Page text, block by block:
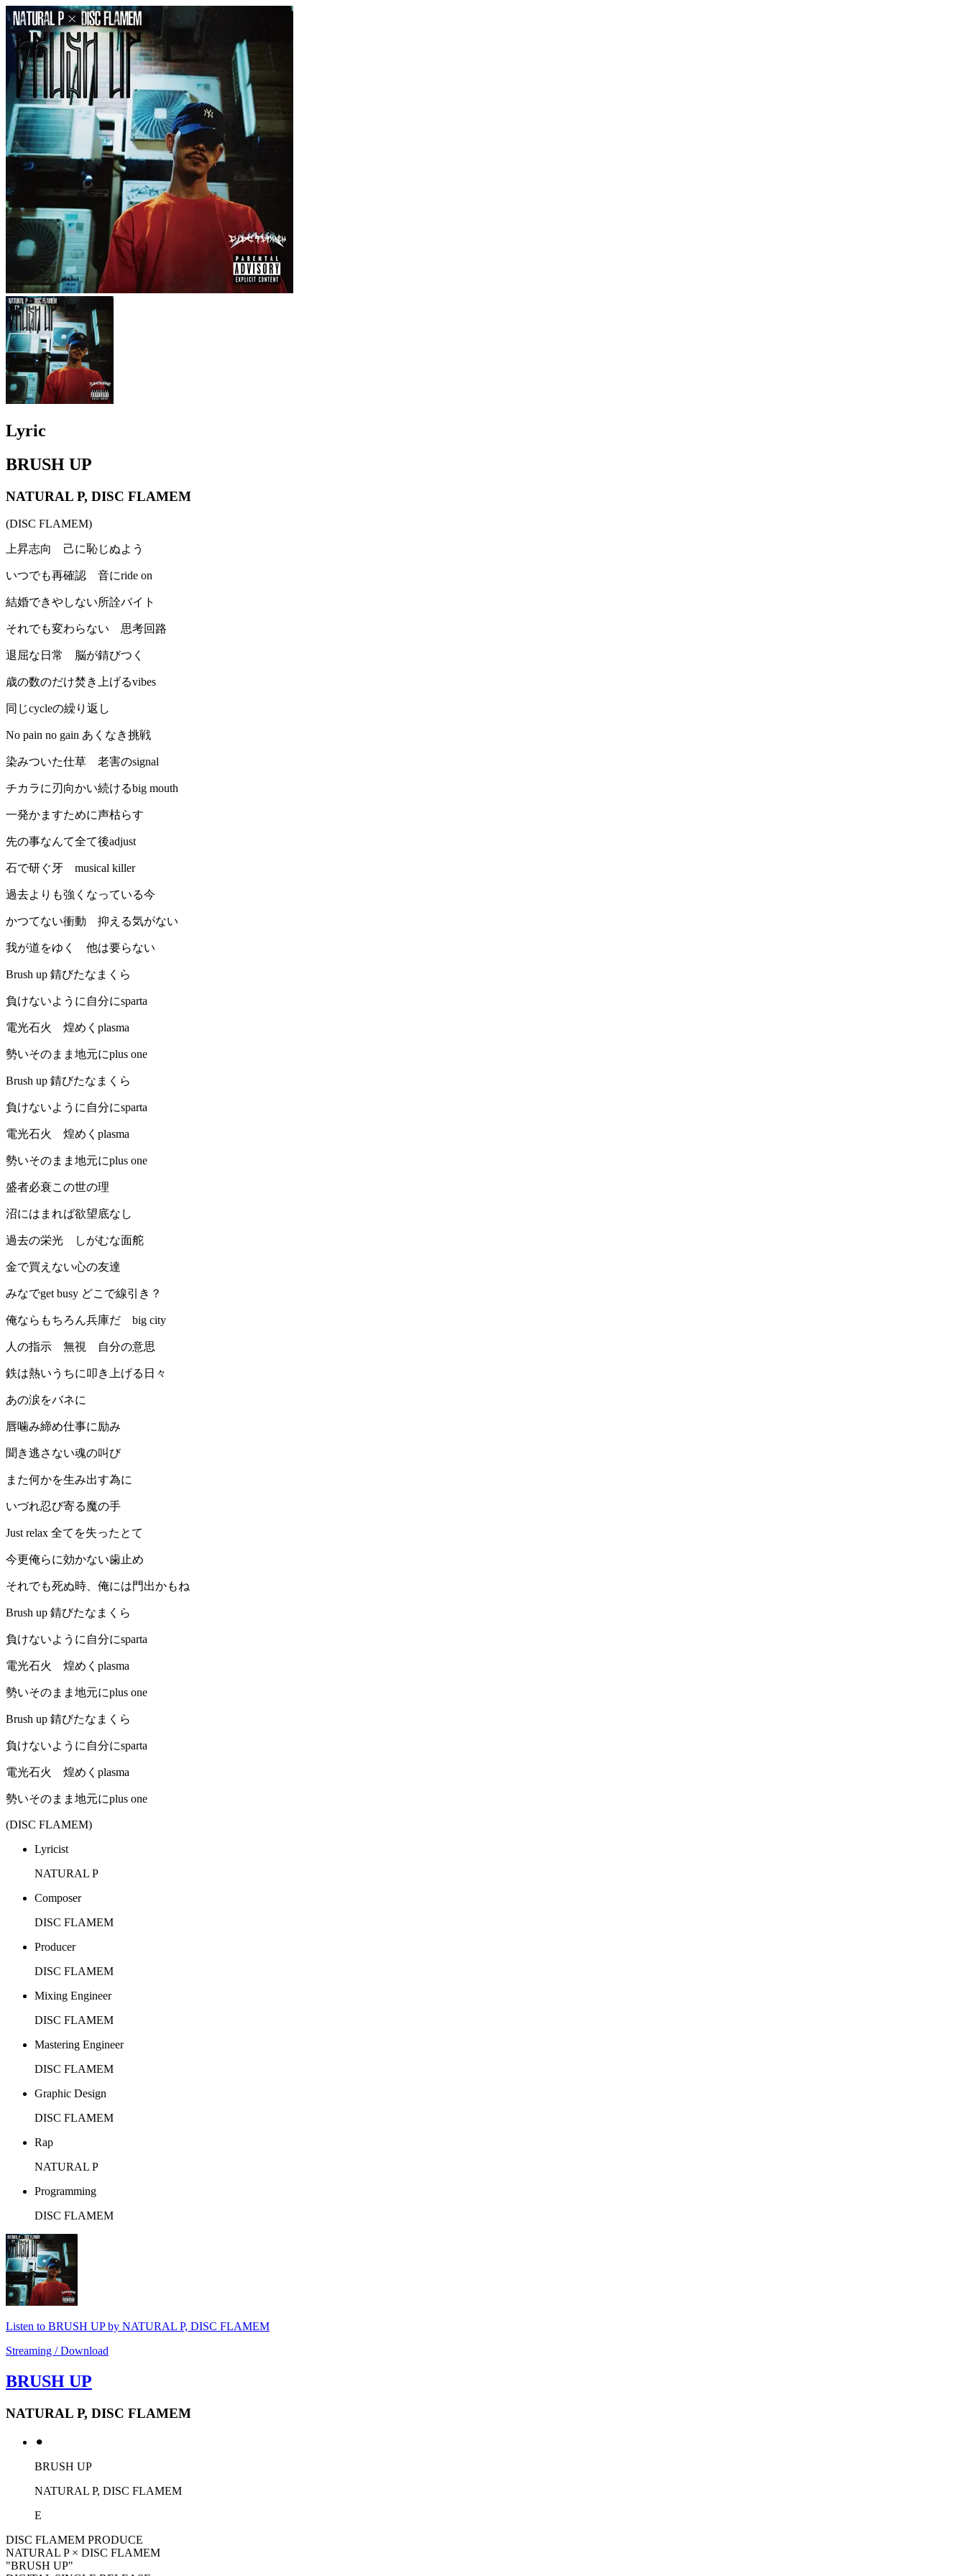
Lyric
BRUSH UP
NATURAL P, DISC FLAMEM
(DISC FLAMEM)
上昇志向 己に恥じぬよう
いつでも再確認 音にride on
結婚できやしない所詮バイト
それでも変わらない 思考回路
退屈な日常 脳が錆びつく
歳の数のだけ焚き上げるvibes
同じcycleの繰り返し
No pain no gain あくなき挑戦
染みついた仕草 老害のsignal
チカラに刃向かい続けるbig mouth
一発かますために声枯らす
先の事なんて全て後adjust
石で研ぐ牙 musical killer
過去よりも強くなっている今
かつてない衝動 抑える気がない
我が道をゆく 他は要らない
Brush up 錆びたなまくら
負けないように自分にsparta
電光石火 煌めくplasma
勢いそのまま地元にplus one
Brush up 錆びたなまくら
負けないように自分にsparta
電光石火 煌めくplasma
勢いそのまま地元にplus one
盛者必衰この世の理
沼にはまれば欲望底なし
過去の栄光 しがむな面舵
金で買えない心の友達
みなでget busy どこで線引き？
俺ならもちろん兵庫だ big city
人の指示 無視 自分の意思
鉄は熱いうちに叩き上げる日々
あの涙をバネに
唇噛み締め仕事に励み
聞き逃さない魂の叫び
また何かを生み出す為に
いづれ忍び寄る魔の手
Just relax 全てを失ったとて
今更俺らに効かない歯止め
それでも死ぬ時、俺には門出かもね
Brush up 錆びたなまくら
負けないように自分にsparta
電光石火 煌めくplasma
勢いそのまま地元にplus one
Brush up 錆びたなまくら
負けないように自分にsparta
電光石火 煌めくplasma
勢いそのまま地元にplus one
(DISC FLAMEM)
Lyricist
NATURAL P
Composer
DISC FLAMEM
Producer
DISC FLAMEM
Mixing Engineer
DISC FLAMEM
Mastering Engineer
DISC FLAMEM
Graphic Design
DISC FLAMEM
Rap
NATURAL P
Programming
DISC FLAMEM
Listen to BRUSH UP by NATURAL P, DISC FLAMEM
Streaming / Download
BRUSH UP
NATURAL P, DISC FLAMEM
⚫︎
BRUSH UP
NATURAL P, DISC FLAMEM
E
DISC FLAMEM PRODUCE
NATURAL P × DISC FLAMEM
"BRUSH UP"